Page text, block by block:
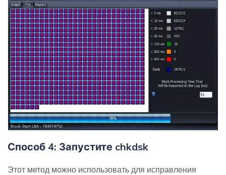
Способ 4: Запустите chkdsk
Этот метод можно использовать для исправления